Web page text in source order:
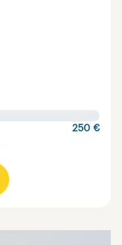
250 €